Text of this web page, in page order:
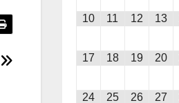
10 11 12 13
17 18 19 20
24 25 26 27